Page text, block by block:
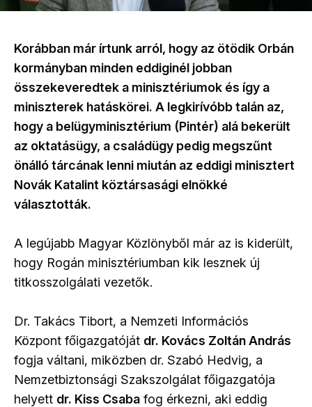
Korábban már írtunk arról, hogy az ötödik Orbán
kormányban minden eddiginél jobban
összekeveredtek a minisztériumok és így a
miniszterek hatáskörei. A legkirívóbb talán az,
hogy a belügyminisztérium (Pintér) alá bekerült
az oktatásügy, a családügy pedig megszűnt
önálló tárcának lenni miután az eddigi minisztert
Novák Katalint köztársasági elnökké
választották.
A legújabb Magyar Közlönyből már az is kiderült,
hogy Rogán minisztériumban kik lesznek új
titkosszolgálati vezetők.
Dr. Takács Tibort, a Nemzeti Információs
Központ főigazgatóját dr. Kovács Zoltán András
fogja váltani, miközben dr. Szabó Hedvig, a
Nemzetbiztonsági Szakszolgálat főigazgatója
helyett dr. Kiss Csaba fog érkezni, aki eddig